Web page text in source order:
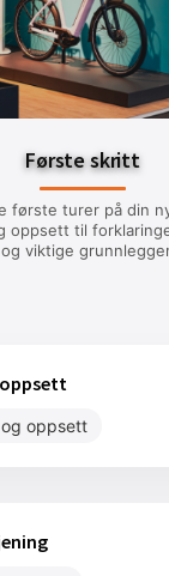
Første skritt
turer på din
oppsett til
viktige
oppsett